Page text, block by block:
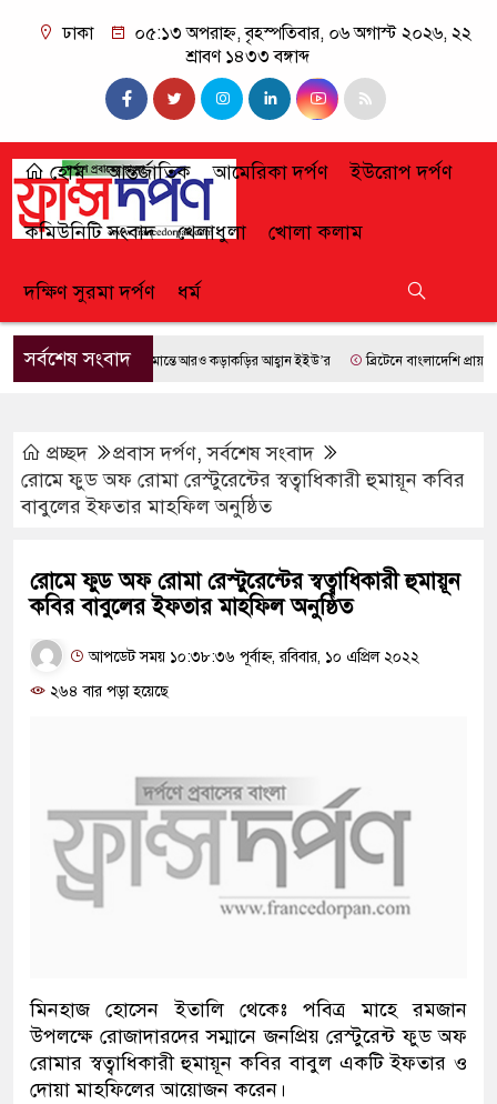
ঢাকা
০৫:১৩ অপরাহ্ন, বৃহস্পতিবার, ০৬ অগাস্ট ২০২৬, ২২
শ্রাবণ ১৪৩৩ বঙ্গাব্দ
হোম আন্তর্জাতিক আমেরিকা দর্পণ ইউরোপ দর্পণ
কমিউনিটি সংবাদ খেলাধুলা খোলা কলাম
দক্ষিণ সুরমা দর্পণ ধর্ম
সর্বশেষ সংবাদসীমান্তে আরও কড়াকড়ির আহ্বান ইইউ’র ব্রিটেনে বাংলাদেশি প্রায় ৭ লাখ
প্রচ্ছদ প্রবাস দর্পণ,সর্বশেষ সংবাদ
রোমে ফুড অফ রোমা রেস্টুরেন্টের স্বত্বাধিকারী হুমায়ূন কবির
বাবুলের ইফতার মাহফিল অনুষ্ঠিত
রোমে ফুড অফ রোমা রেস্টুরেন্টের স্বত্বাধিকারী হুমায়ূন
কবির বাবুলের ইফতার মাহফিল অনুষ্ঠিত
আপডেট সময় ১০:৩৮:৩৬ পূর্বাহ্ন, রবিবার, ১০ এপ্রিল ২০২২
২৬৪ বার পড়া হয়েছে
মিনহাজ হোসেন ইতালি থেকেঃ পবিত্র মাহে রমজান
উপলক্ষে রোজাদারদের সম্মানে জনপ্রিয় রেস্টুরেন্ট ফুড অফ
রোমার স্বত্বাধিকারী হুমায়ূন কবির বাবুল একটি ইফতার ও
দোয়া মাহফিলের আয়োজন করেন।